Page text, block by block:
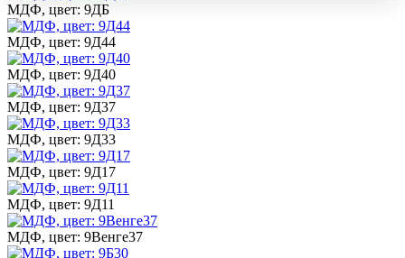
МДФ, цвет: 9ДБ
МДФ, цвет: 9Д44
МДФ, цвет: 9Д40
МДФ, цвет: 9Д37
МДФ, цвет: 9Д33
МДФ, цвет: 9Д17
МДФ, цвет: 9Д11
МДФ, цвет: 9Венге37
использования систем аналитики (например,
Яндекс.Метрика), в соответствии с нашей
обработки персональных данных.
Если вы не хотите, чтобы ваши данные обрабатывались,
настройте ограничения в браузере или покиньте сайт.